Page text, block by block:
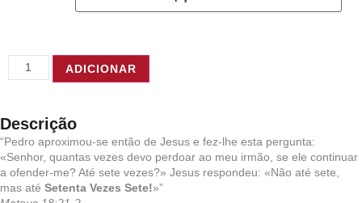
ADICIONAR
Descrição
“Pedro aproximou-se então de Jesus e fez-lhe esta pergunta:
«Senhor, quantas vezes devo perdoar ao meu irmão, se ele continuar
a ofender-me? Até sete vezes?» Jesus respondeu: «Não até sete,
mas até Setenta Vezes Sete!»”